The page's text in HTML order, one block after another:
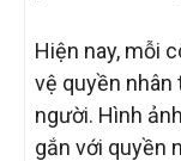
Hiện nay, mỗi
vệ quyền nhân
người. Hình
gắn với quyền